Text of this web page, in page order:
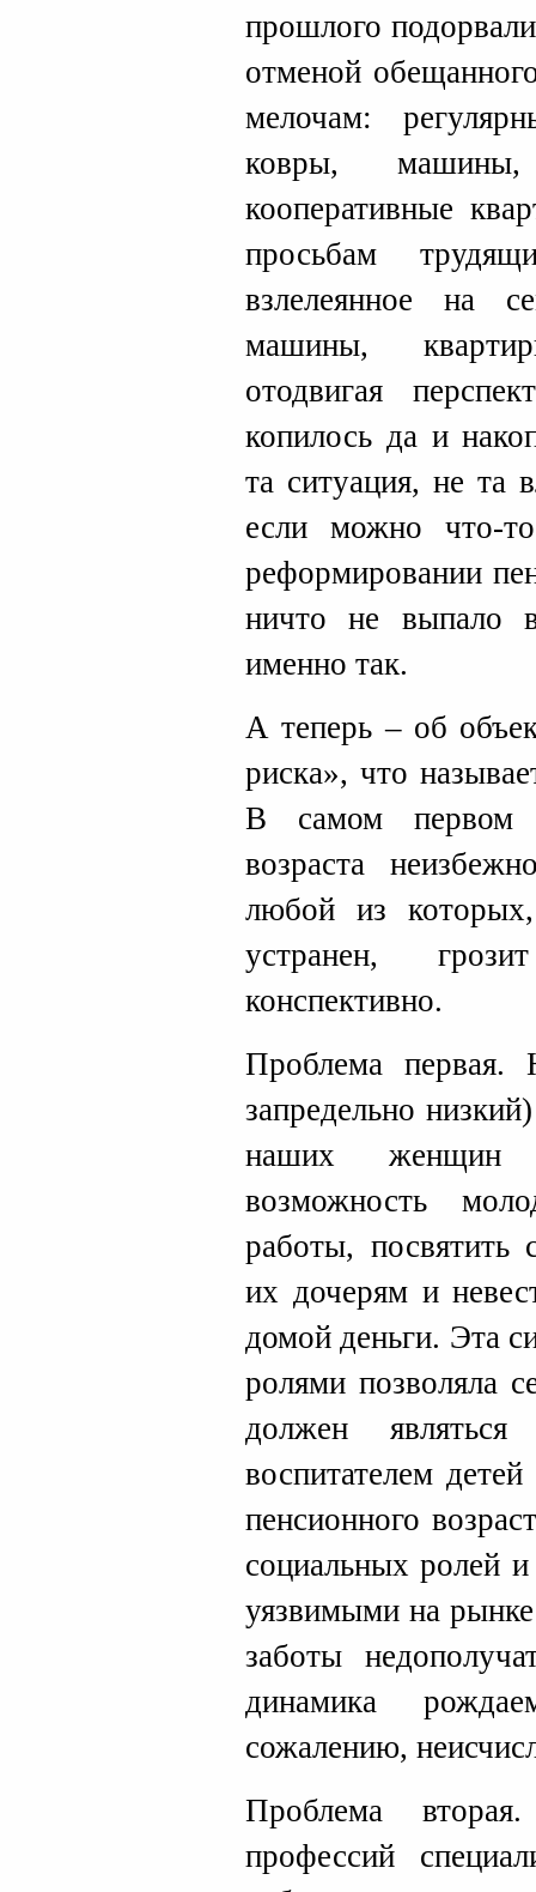
прошлого
отменой
мелочам:
ковры,
кооперативные
просьбам
взлелеянное на
машины,
отодвигая
копилось да и
та ситуация, не та
если можно что-
реформировании
ничто не выпало
именно так.
А теперь – об
риска», что
В самом первом
возраста
любой из
устранен,
конспективно.
Проблема первая.
запредельно
наших женщин
возможность
работы, посвятить
их дочерям и
домой деньги. Эта
ролями позволяла
должен
воспитателем
пенсионного
социальных ролей
уязвимыми на
заботы
динамика
сожалению,
Проблема
профессий